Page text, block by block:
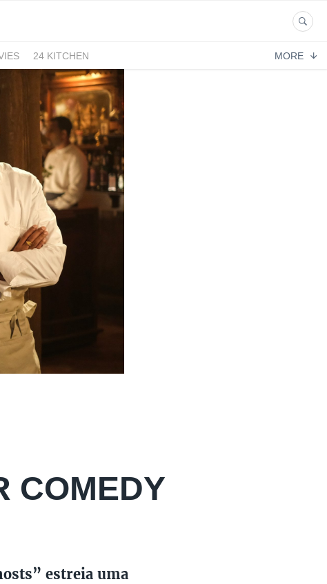
24 KITCHEN
MORE
COMEDY
estreia uma